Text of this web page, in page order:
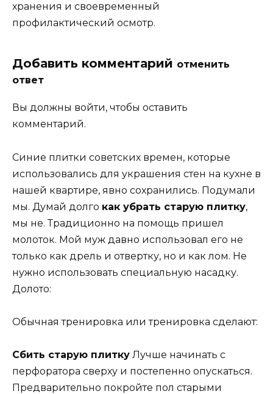
хранения и своевременный
профилактический осмотр.
Добавить комментарий отменить
ответ
Вы должны войти, чтобы оставить
комментарий.
Синие плитки советских времен, которые
использовались для украшения стен на кухне в
нашей квартире, явно сохранились. Подумали
мы. Думай долго как убрать старую плитку,
мы не. Традиционно на помощь пришел
молоток. Мой муж давно использовал его не
только как дрель и отвертку, но и как лом. Не
нужно использовать специальную насадку.
Долото:
Обычная тренировка или тренировка сделают:
Сбить старую плитку Лучше начинать с
перфоратора сверху и постепенно опускаться.
Предварительно покройте пол старыми